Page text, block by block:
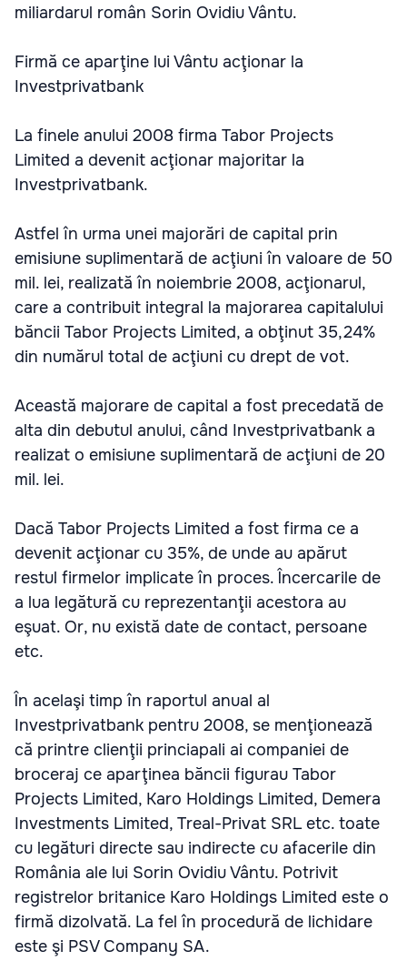
miliardarul român Sorin Ovidiu Vântu.
Firmă ce aparţine lui Vântu acţionar la
Investprivatbank
La finele anului 2008 firma Tabor Projects
Limited a devenit acţionar majoritar la
Investprivatbank.
Astfel în urma unei majorări de capital prin
emisiune suplimentară de acţiuni în valoare de 50
mil. lei, realizată în noiembrie 2008, acţionarul,
care a contribuit integral la majorarea capitalului
băncii Tabor Projects Limited, a obţinut 35,24%
din numărul total de acţiuni cu drept de vot.
Această majorare de capital a fost precedată de
alta din debutul anului, când Investprivatbank a
realizat o emisiune suplimentară de acţiuni de 20
mil. lei.
Dacă Tabor Projects Limited a fost firma ce a
devenit acţionar cu 35%, de unde au apărut
restul firmelor implicate în proces. Încercarile de
a lua legătură cu reprezentanţii acestora au
eşuat. Or, nu există date de contact, persoane
etc.
În acelaşi timp în raportul anual al
Investprivatbank pentru 2008, se menţionează
că printre clienţii princiapali ai companiei de
broceraj ce aparţinea băncii figurau Tabor
Projects Limited, Karo Holdings Limited, Demera
Investments Limited, Treal-Privat SRL etc. toate
cu legături directe sau indirecte cu afacerile din
România ale lui Sorin Ovidiu Vântu. Potrivit
registrelor britanice Karo Holdings Limited este o
firmă dizolvată. La fel în procedură de lichidare
este şi PSV Company SA.